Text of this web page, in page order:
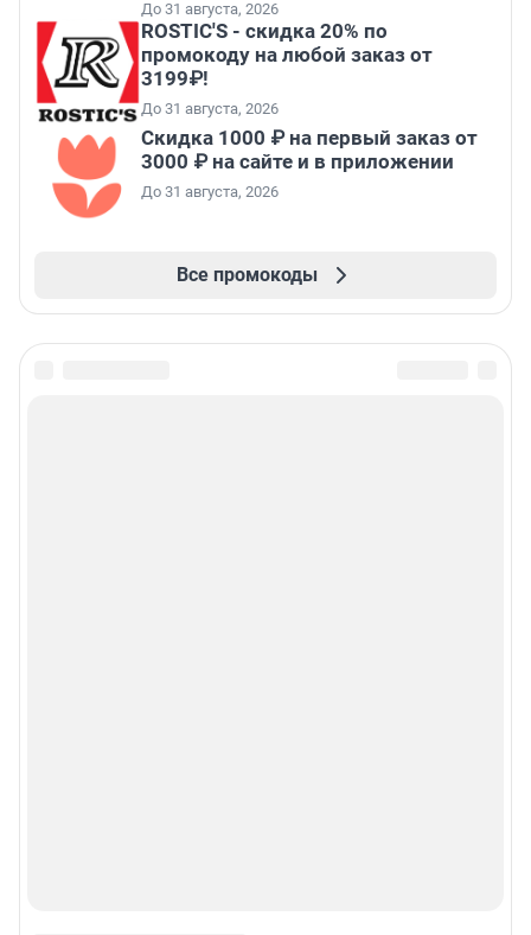
До 31 августа, 2026
ROSTIC'S - скидка 20% по
промокоду на любой заказ от
3199₽!
До 31 августа, 2026
Скидка 1000 ₽ на первый заказ от
3000 ₽ на сайте и в приложении
До 31 августа, 2026
Все промокоды